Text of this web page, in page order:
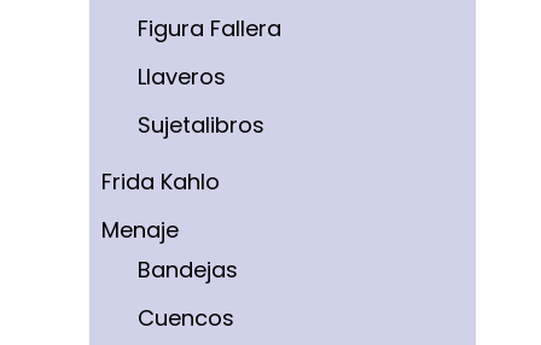
Figura Fallera
Llaveros
Sujetalibros
Frida Kahlo
Menaje
Bandejas
Cuencos